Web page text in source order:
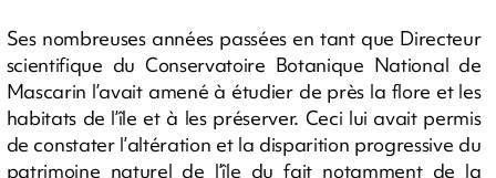
Ses nombreuses années passées en tant que Directeur
scientifique du Conservatoire Botanique National de
Mascarin l’avait amené à étudier de près la flore et les
habitats de l’île et à les préserver. Ceci lui avait permis
de constater l’altération et la disparition progressive du
patrimoine naturel de l’île du fait notamment de la